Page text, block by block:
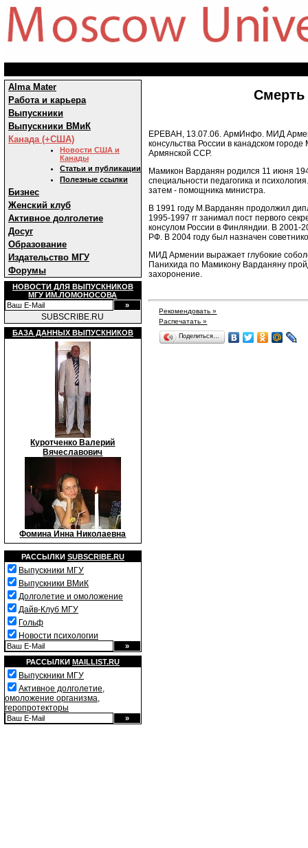
Alma Mater
Работа и карьера
Выпускники
Выпускники ВМиК
Канада (+США)
Новости США и
Канады
Статьи и публикации
Полезные ссылки
Бизнес
Женский клуб
Активное долголетие
Досуг
Образование
Издательство МГУ
Форумы
НОВОСТИ ДЛЯ ВЫПУСКНИКОВ
МГУ ИМ.ЛОМОНОСОВА
SUBSCRIBE.RU
БАЗА ДАННЫХ ВЫПУСКНИКОВ
Куротченко Валерий
Вячеславович
Фомина Инна Николаевна
РАССЫЛКИ SUBSCRIBE.RU
Выпускники МГУ
Выпускники ВМиК
Долголетие и омоложение
Дайв-Клуб МГУ
Гольф
Новости психологии
РАССЫЛКИ MAILLIST.RU
Выпускники МГУ
Активное долголетие,
омоложение организма,
геропротекторы
Смерть
ЕРЕВАН, 13.07.06. АрмИнфо. МИД
консульства России в канадском
Армянской ССР.
Мамикон Варданян родился 11 июня
специальности педагогика и
затем - помощника министра.
В 1991 году М.Варданян продолжил
1995-1997 гг занимал пост первого
консулом России в Финляндии. В 2001-
РФ. В 2004 году был назначен
МИД Армении выражает глубокие
Панихида по Мамикону Варданяну
захоронение.
Рекомендовать »
Распечатать »
Поделиться…